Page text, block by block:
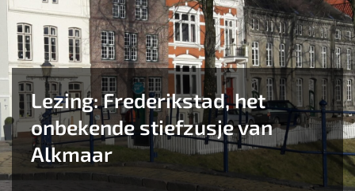
Lezing: Frederikstad, het
onbekende stiefzusje van
Alkmaar